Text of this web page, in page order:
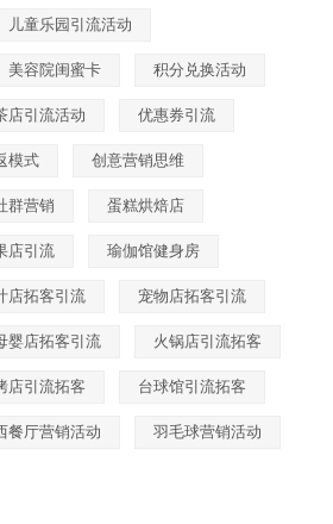
儿童乐园引流活动
美容院闺蜜卡 积分兑换活动
店引流活动 优惠券引流
模式 创意营销思维
群营销 蛋糕烘焙店
店引流 瑜伽馆健身房
店拓客引流 宠物店拓客引流
婴店拓客引流 火锅店引流拓客
店引流拓客 台球馆引流拓客
餐厅营销活动 羽毛球营销活动